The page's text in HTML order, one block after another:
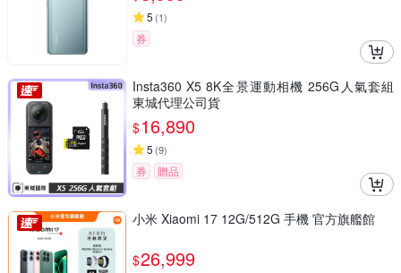
5 (1)
券
Insta360 X5 8K全景運動相機 256G人氣套組
東城代理公司貨
$16,890
5 (9)
券 贈品
小米 Xiaomi 17 12G/512G 手機 官方旗艦館
$26,999